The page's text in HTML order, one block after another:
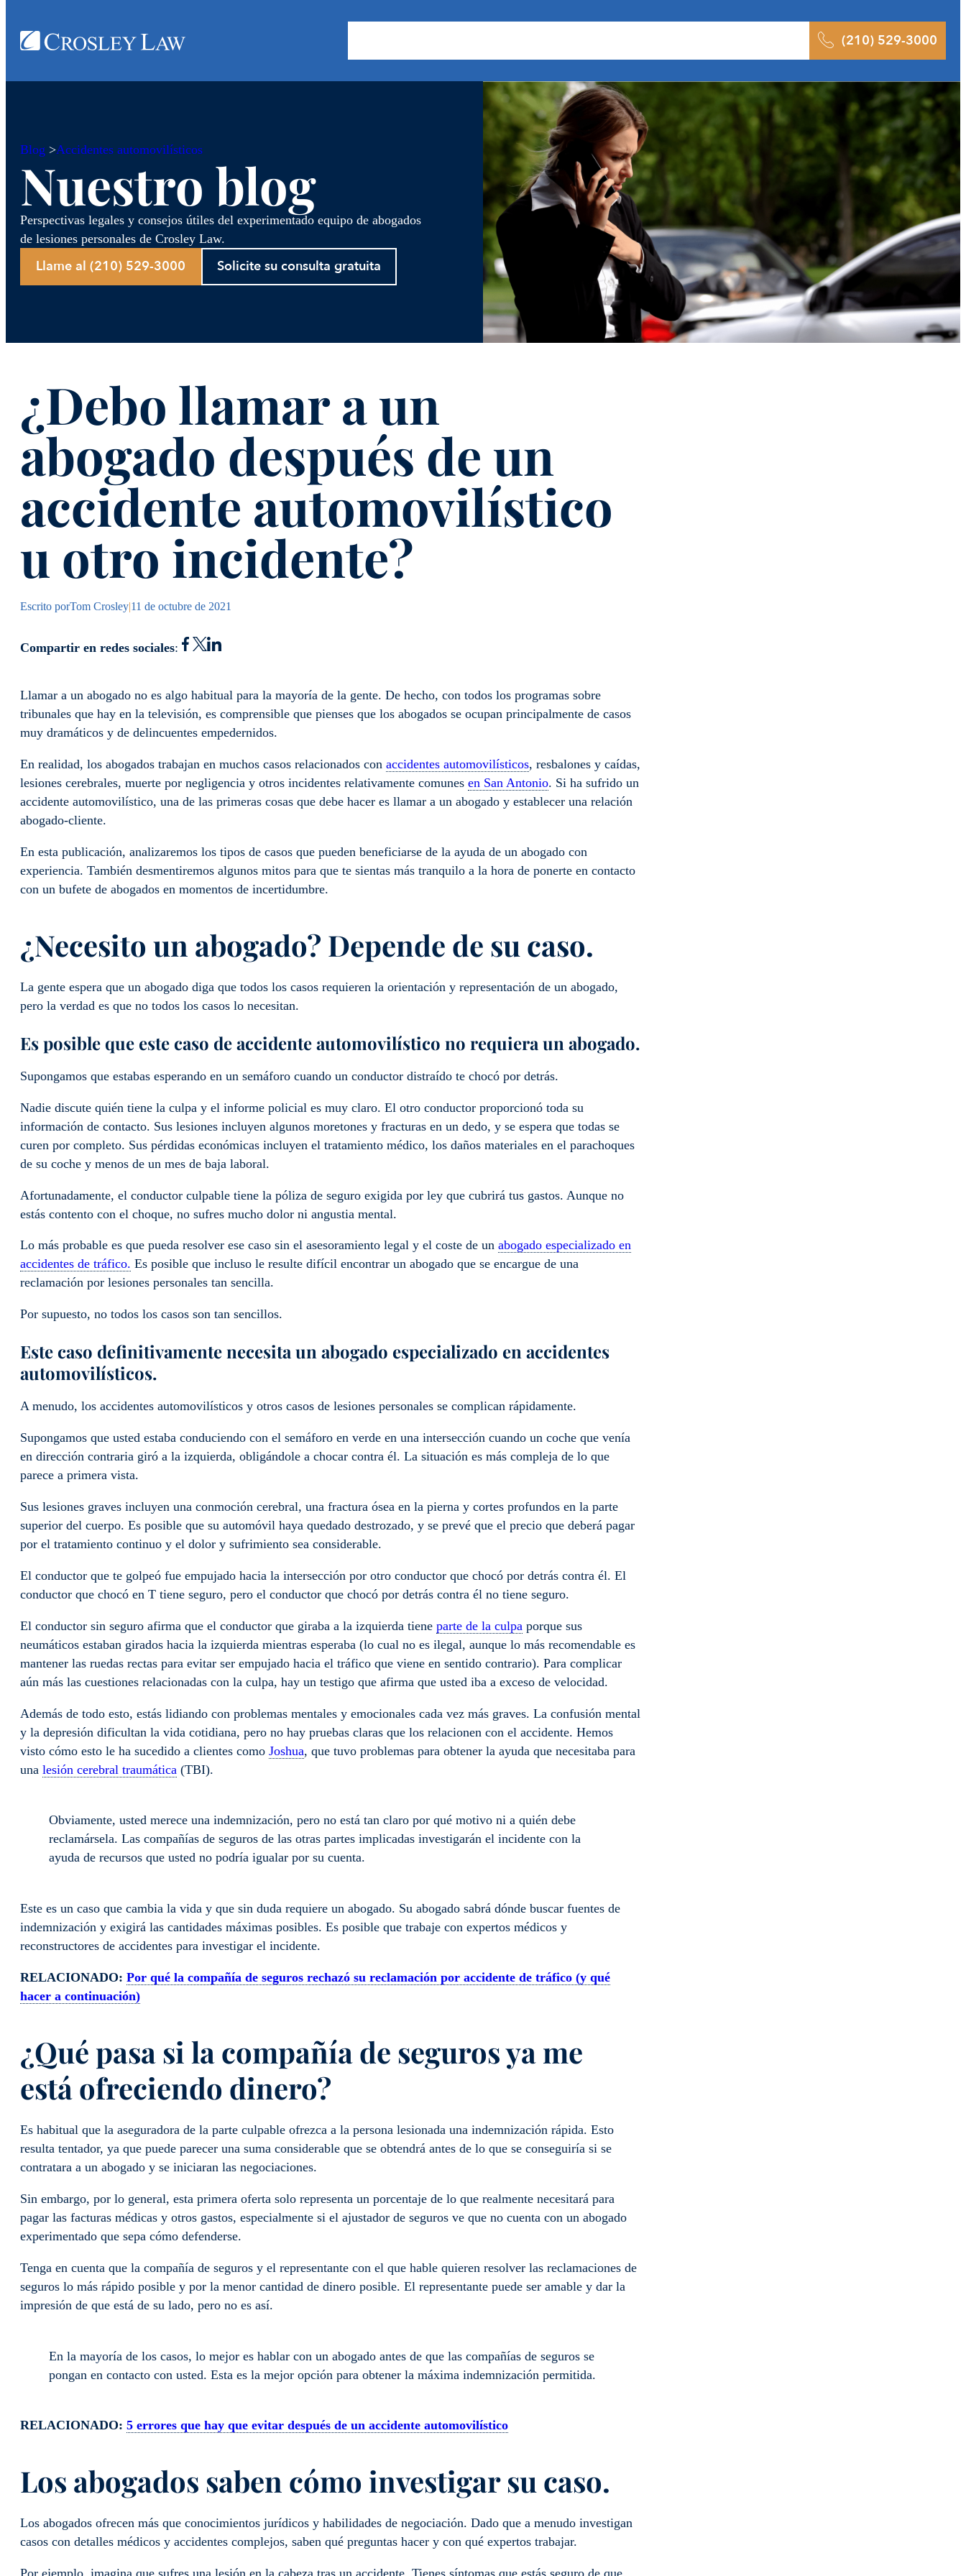
(210) 529-3000
Blog >Accidentes automovilísticos
Nuestro blog
Perspectivas legales y consejos útiles del experimentado equipo de abogados
de lesiones personales de Crosley Law.
Llame al (210) 529-3000 Solicite su consulta gratuita
¿Debo llamar a un
abogado después de un
accidente automovilístico
u otro incidente?
Escrito porTom Crosley|11 de octubre de 2021
Compartir en redes sociales:
Llamar a un abogado no es algo habitual para la mayoría de la gente. De hecho, con todos los programas sobre
tribunales que hay en la televisión, es comprensible que pienses que los abogados se ocupan principalmente de casos
muy dramáticos y de delincuentes empedernidos.
En realidad, los abogados trabajan en muchos casos relacionados con accidentes automovilísticos, resbalones y caídas,
lesiones cerebrales, muerte por negligencia y otros incidentes relativamente comunes en San Antonio. Si ha sufrido un
accidente automovilístico, una de las primeras cosas que debe hacer es llamar a un abogado y establecer una relación
abogado-cliente.
En esta publicación, analizaremos los tipos de casos que pueden beneficiarse de la ayuda de un abogado con
experiencia. También desmentiremos algunos mitos para que te sientas más tranquilo a la hora de ponerte en contacto
con un bufete de abogados en momentos de incertidumbre.
¿Necesito un abogado? Depende de su caso.
La gente espera que un abogado diga que todos los casos requieren la orientación y representación de un abogado,
pero la verdad es que no todos los casos lo necesitan.
Es posible que este caso de accidente automovilístico no requiera un abogado.
Supongamos que estabas esperando en un semáforo cuando un conductor distraído te chocó por detrás.
Nadie discute quién tiene la culpa y el informe policial es muy claro. El otro conductor proporcionó toda su
información de contacto. Sus lesiones incluyen algunos moretones y fracturas en un dedo, y se espera que todas se
curen por completo. Sus pérdidas económicas incluyen el tratamiento médico, los daños materiales en el parachoques
de su coche y menos de un mes de baja laboral.
Afortunadamente, el conductor culpable tiene la póliza de seguro exigida por ley que cubrirá tus gastos. Aunque no
estás contento con el choque, no sufres mucho dolor ni angustia mental.
Lo más probable es que pueda resolver ese caso sin el asesoramiento legal y el coste de un abogado especializado en
accidentes de tráfico. Es posible que incluso le resulte difícil encontrar un abogado que se encargue de una
reclamación por lesiones personales tan sencilla.
Por supuesto, no todos los casos son tan sencillos.
Este caso definitivamente necesita un abogado especializado en accidentes
automovilísticos.
A menudo, los accidentes automovilísticos y otros casos de lesiones personales se complican rápidamente.
Supongamos que usted estaba conduciendo con el semáforo en verde en una intersección cuando un coche que venía
en dirección contraria giró a la izquierda, obligándole a chocar contra él. La situación es más compleja de lo que
parece a primera vista.
Sus lesiones graves incluyen una conmoción cerebral, una fractura ósea en la pierna y cortes profundos en la parte
superior del cuerpo. Es posible que su automóvil haya quedado destrozado, y se prevé que el precio que deberá pagar
por el tratamiento continuo y el dolor y sufrimiento sea considerable.
El conductor que te golpeó fue empujado hacia la intersección por otro conductor que chocó por detrás contra él. El
conductor que chocó en T tiene seguro, pero el conductor que chocó por detrás contra él no tiene seguro.
El conductor sin seguro afirma que el conductor que giraba a la izquierda tiene parte de la culpa porque sus
neumáticos estaban girados hacia la izquierda mientras esperaba (lo cual no es ilegal, aunque lo más recomendable es
mantener las ruedas rectas para evitar ser empujado hacia el tráfico que viene en sentido contrario). Para complicar
aún más las cuestiones relacionadas con la culpa, hay un testigo que afirma que usted iba a exceso de velocidad.
Además de todo esto, estás lidiando con problemas mentales y emocionales cada vez más graves. La confusión mental
y la depresión dificultan la vida cotidiana, pero no hay pruebas claras que los relacionen con el accidente. Hemos
visto cómo esto le ha sucedido a clientes como Joshua, que tuvo problemas para obtener la ayuda que necesitaba para
una lesión cerebral traumática (TBI).
Obviamente, usted merece una indemnización, pero no está tan claro por qué motivo ni a quién debe
reclamársela. Las compañías de seguros de las otras partes implicadas investigarán el incidente con la
ayuda de recursos que usted no podría igualar por su cuenta.
Este es un caso que cambia la vida y que sin duda requiere un abogado. Su abogado sabrá dónde buscar fuentes de
indemnización y exigirá las cantidades máximas posibles. Es posible que trabaje con expertos médicos y
reconstructores de accidentes para investigar el incidente.
RELACIONADO: Por qué la compañía de seguros rechazó su reclamación por accidente de tráfico (y qué
hacer a continuación)
¿Qué pasa si la compañía de seguros ya me
está ofreciendo dinero?
Es habitual que la aseguradora de la parte culpable ofrezca a la persona lesionada una indemnización rápida. Esto
resulta tentador, ya que puede parecer una suma considerable que se obtendrá antes de lo que se conseguiría si se
contratara a un abogado y se iniciaran las negociaciones.
Sin embargo, por lo general, esta primera oferta solo representa un porcentaje de lo que realmente necesitará para
pagar las facturas médicas y otros gastos, especialmente si el ajustador de seguros ve que no cuenta con un abogado
experimentado que sepa cómo defenderse.
Tenga en cuenta que la compañía de seguros y el representante con el que hable quieren resolver las reclamaciones de
seguros lo más rápido posible y por la menor cantidad de dinero posible. El representante puede ser amable y dar la
impresión de que está de su lado, pero no es así.
En la mayoría de los casos, lo mejor es hablar con un abogado antes de que las compañías de seguros se
pongan en contacto con usted. Esta es la mejor opción para obtener la máxima indemnización permitida.
RELACIONADO: 5 errores que hay que evitar después de un accidente automovilístico
Los abogados saben cómo investigar su caso.
Los abogados ofrecen más que conocimientos jurídicos y habilidades de negociación. Dado que a menudo investigan
casos con detalles médicos y accidentes complejos, saben qué preguntas hacer y con qué expertos trabajar.